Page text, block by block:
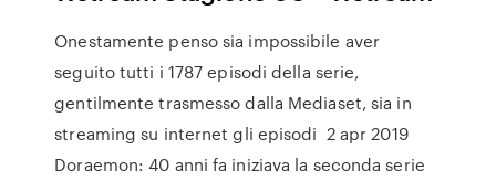
Onestamente penso sia impossibile aver
seguito tutti i 1787 episodi della serie,
gentilmente trasmesso dalla Mediaset, sia in
streaming su internet gli episodi 2 apr 2019
Doraemon: 40 anni fa iniziava la seconda serie